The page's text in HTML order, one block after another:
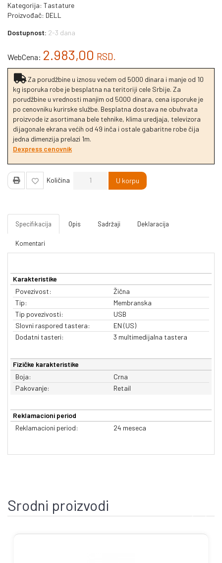
Kategorija: Tastature
Proizvođač: DELL
Dostupnost: 2-3 dana
WebCena: 2.983,00 RSD.
Za porudžbine u iznosu većem od 5000 dinara i manje od 10
kg isporuka robe je besplatna na teritoriji cele Srbije. Za
porudžbine u vrednosti manjim od 5000 dinara, cena isporuke je
po cenovniku kurirske službe. Besplatna dostava ne obuhvata
proizvode iz asortimana bele tehnike, klima uredjaja, televizora
dijagonale ekrana većih od 49 inča i ostale gabaritne robe čija
jedna dimenzija prelazi 1m.
Dexpress cenovnik
Količina U korpu
Specifikacija Opis Sadržaji Deklaracija
Komentari
Karakteristike
Povezivost:
Žična
Tip:
Membranska
Tip povezivosti:
USB
Slovni raspored tastera:
EN (US)
Dodatni tasteri:
3 multimedijalna tastera
Fizičke karakteristike
Boja:
Crna
Pakovanje:
Retail
Reklamacioni period
Reklamacioni period:
24 meseca
Srodni proizvodi